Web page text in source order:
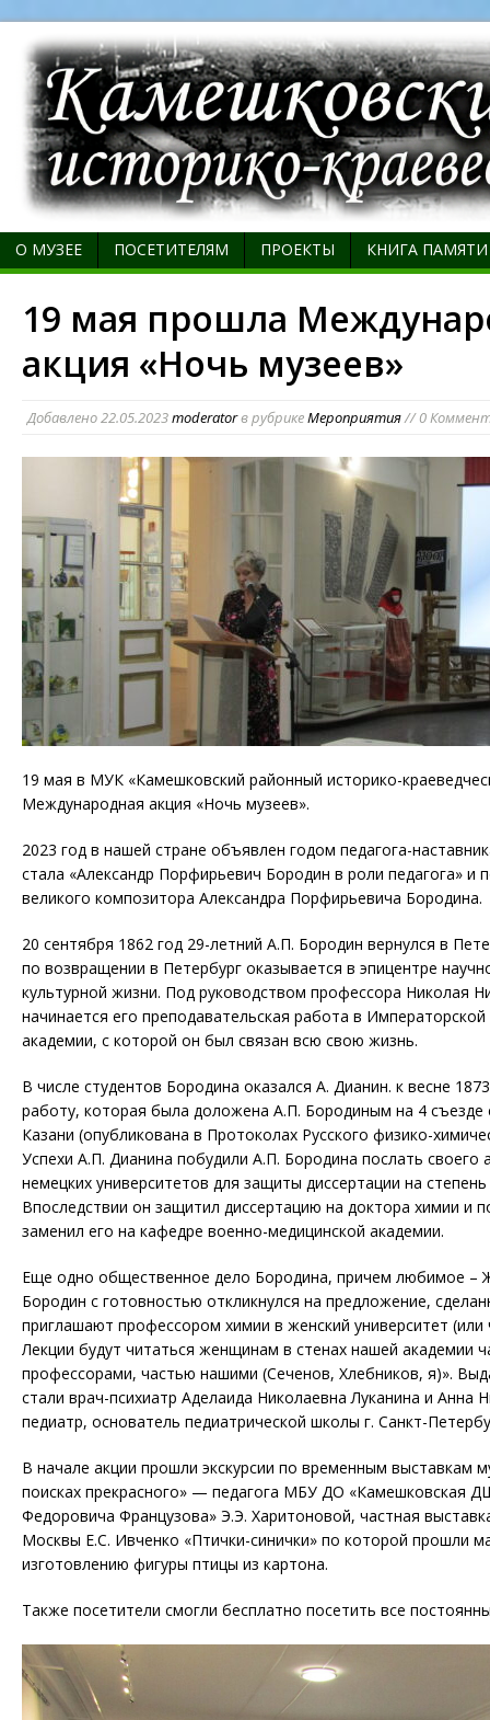
О МУЗЕЕ ПОСЕТИТЕЛЯМ ПРОЕКТЫ КНИГА ПАМЯТИ
19 мая прошла
акция «Ночь музеев»
Добавлено22.05.2023moderatorв рубрикеМероприятия// 0
19 мая в МУК «Камешковский районный историко-
Международная акция «Ночь музеев».
2023 год в нашей стране объявлен годом педагога-
стала «Александр Порфирьевич Бородин в роли педагога» и
великого композитора Александра Порфирьевича Бородина.
20 сентября 1862 год 29-летний А.П. Бородин вернулся в
по возвращении в Петербург оказывается в эпицентре
культурной жизни. Под руководством профессора Николая
начинается его преподавательская работа в Императорской
академии, с которой он был связан всю свою жизнь.
В числе студентов Бородина оказался А. Дианин. к весне
работу, которая была доложена А.П. Бородиным на 4 съезде
Казани (опубликована в Протоколах Русского физико-
Успехи А.П. Дианина побудили А.П. Бородина послать своего
немецких университетов для защиты диссертации на
Впоследствии он защитил диссертацию на доктора химии и
заменил его на кафедре военно-медицинской академии.
Еще одно общественное дело Бородина, причем любимое –
Бородин с готовностью откликнулся на предложение,
приглашают профессором химии в женский университет
Лекции будут читаться женщинам в стенах нашей академии
профессорами, частью нашими (Сеченов, Хлебников, я)».
стали врач-психиатр Аделаида Николаевна Луканина и Анна
педиатр, основатель педиатрической школы г. Санкт-
В начале акции прошли экскурсии по временным выставкам
поисках прекрасного» — педагога МБУ ДО «Камешковская
Федоровича Французова» Э.Э. Харитоновой, частная
Москвы Е.С. Ивченко «Птички-синички» по которой прошли
изготовлению фигуры птицы из картона.
Также посетители смогли бесплатно посетить все